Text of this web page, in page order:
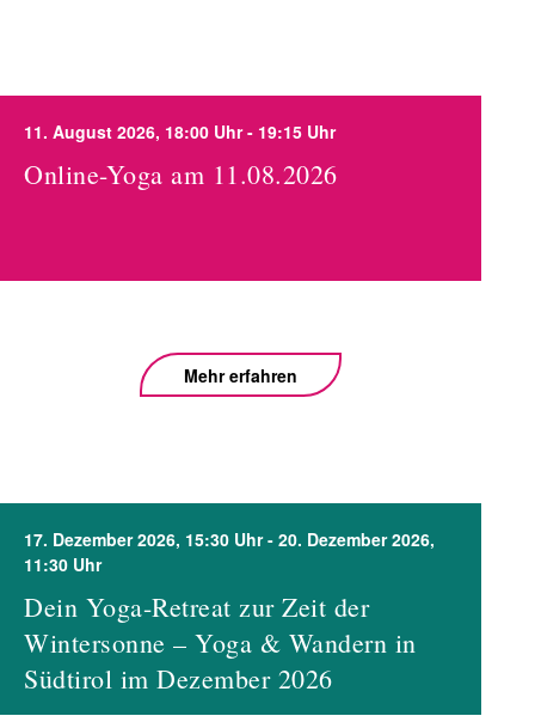
11. August 2026, 18:00 Uhr - 19:15 Uhr
Online-Yoga am 11.08.2026
Mehr erfahren
17. Dezember 2026, 15:30 Uhr - 20. Dezember 2026,
11:30 Uhr
Dein Yoga-Retreat zur Zeit der
Wintersonne – Yoga & Wandern in
Südtirol im Dezember 2026